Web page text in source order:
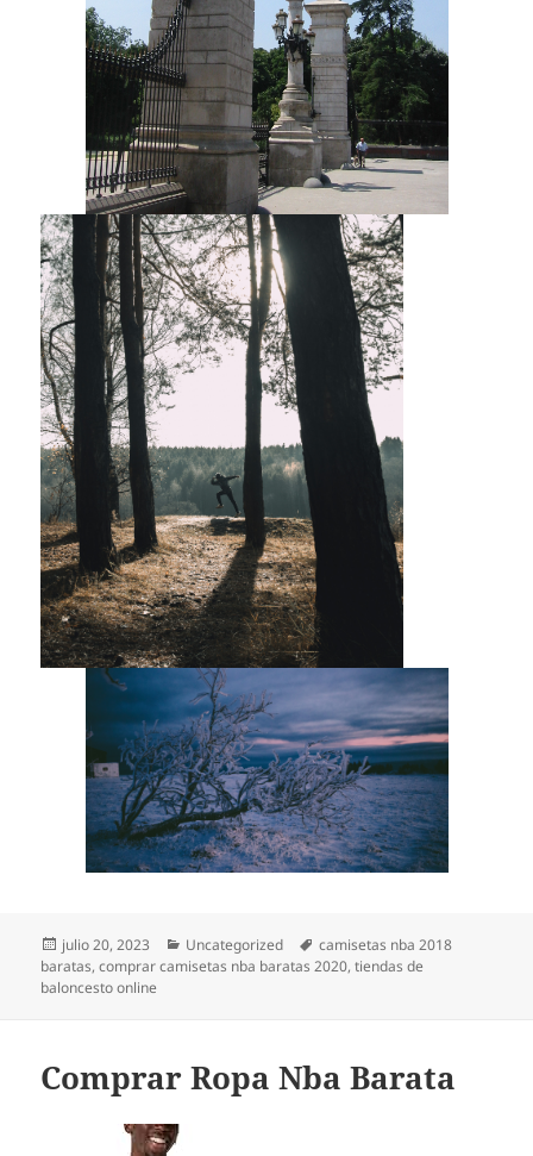
Publicado
el
julio 20, 2023 Categorías
Uncategorized Etiquetas
camisetas nba 2018
baratas,comprar camisetas nba baratas 2020,tiendas de
baloncesto online
Comprar Ropa Nba Barata